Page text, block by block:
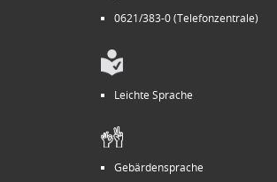
0621/383-0 (Telefonzentrale)
Leichte Sprache
Gebärdensprache